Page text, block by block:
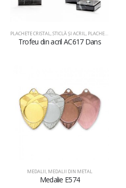
PLACHETE CRISTAL, STICLĂ ŞI ACRIL, PLACHETE DIN ACRIL
Trofeu din acril AC617 Dans
MEDALII, MEDALII DIN METAL
Medalie E574